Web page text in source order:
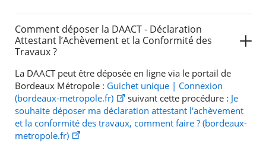
Comment déposer la DAACT - Déclaration
Attestant l’Achèvement et la Conformité des
Travaux ?
La DAACT peut être déposée en ligne via le portail de
Bordeaux Métropole : Guichet unique | Connexion
(bordeaux-metropole.fr)
suivant cette procédure : Je
souhaite déposer ma déclaration attestant l'achèvement
et la conformité des travaux, comment faire ? (bordeaux-
metropole.fr)